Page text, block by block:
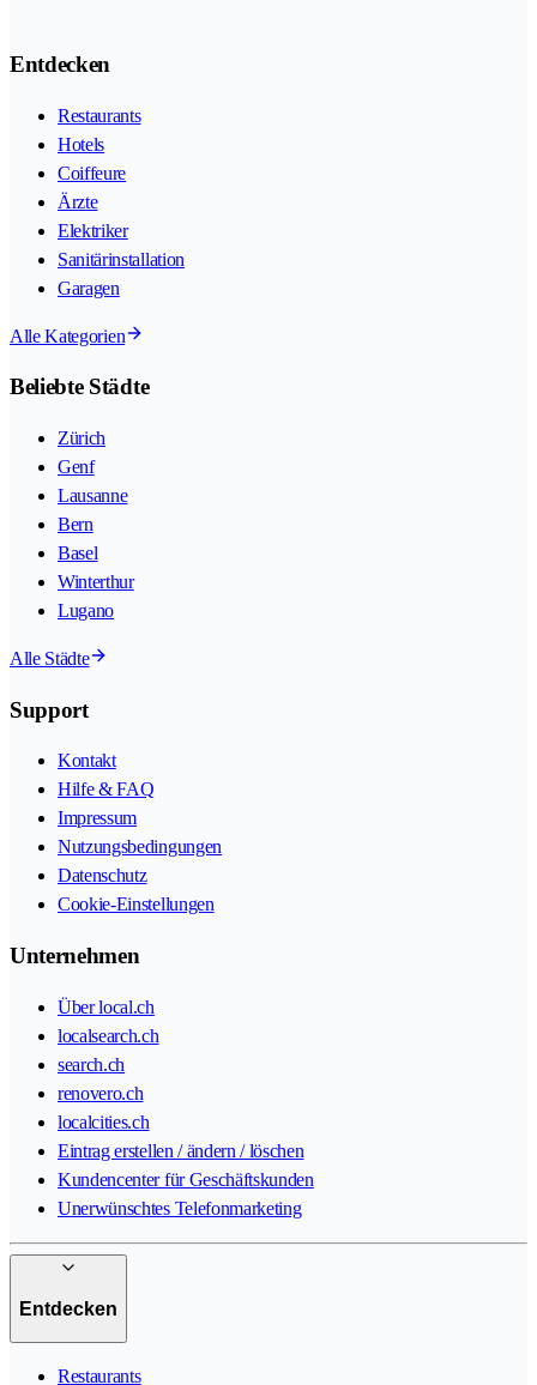
Entdecken
Restaurants
Hotels
Coiffeure
Ärzte
Elektriker
Sanitärinstallation
Garagen
Alle Kategorien
Beliebte Städte
Zürich
Genf
Lausanne
Bern
Basel
Winterthur
Lugano
Alle Städte
Support
Kontakt
Hilfe & FAQ
Impressum
Nutzungsbedingungen
Datenschutz
Cookie-Einstellungen
Unternehmen
Über local.ch
localsearch.ch
search.ch
renovero.ch
localcities.ch
Eintrag erstellen / ändern / löschen
Kundencenter für Geschäftskunden
Unerwünschtes Telefonmarketing
Entdecken
Restaurants